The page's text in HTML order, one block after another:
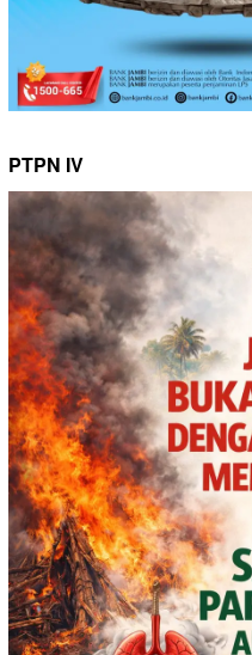
PTPN IV